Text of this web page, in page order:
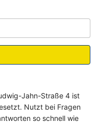
Jahn-Straße 4 ist
Nutzt bei Fragen
so schnell wie